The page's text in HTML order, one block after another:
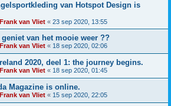
van Hotspot Design is
Frank van Vliet « 23 sep 2020, 13:55
van het mooie weer ??
Frank van Vliet « 18 sep 2020, 02:06
2020, deel 1: the journey begins.
Frank van Vliet « 18 sep 2020, 01:45
Magazine is online.
Frank van Vliet « 15 sep 2020, 22:05